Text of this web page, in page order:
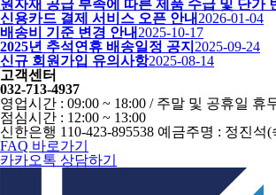
원자재 공급 부족에 따른 제품 수급 및 단가
신용카드 결제 서비스 오픈 안내 2026-01-04
배송비 기준 변경 안내 2025-10-17
2025년 추석연휴 배송일정 공지 2025-09-24
신규 회원가입 유의사항2025-08-14
고객센터
032-713-4937
영업시간 : 09:00 ~ 18:00 / 주말 및 공휴일 휴
점심시간 : 12:00 ~ 13:00
신한은행 110-423-895538 예금주명 : 정진석
FAQ 바로가기
카카오톡 상담하기